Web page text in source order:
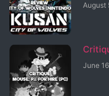
August
June